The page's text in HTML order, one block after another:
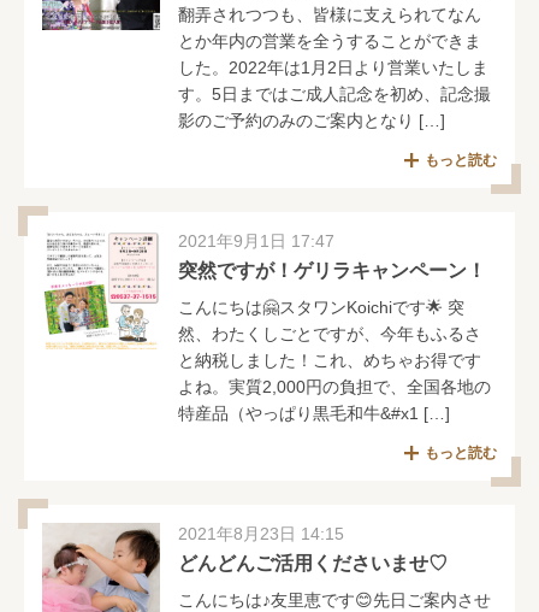
翻弄されつつも、皆様に支えられてなん
とか年内の営業を全うすることができま
した。2022年は1月2日より営業いたしま
す。5日まではご成人記念を初め、記念撮
影のご予約のみのご案内となり […]
もっと読む
2021年9月1日 17:47
突然ですが！ゲリラキャンペーン！
こんにちは🤗スタワンKoichiです🌟 突
然、わたくしごとですが、今年もふるさ
と納税しました！これ、めちゃお得です
よね。実質2,000円の負担で、全国各地の
特産品（やっぱり黒毛和牛&#x1 […]
もっと読む
2021年8月23日 14:15
どんどんご活用くださいませ♡
こんにちは♪友里恵です😊先日ご案内させ